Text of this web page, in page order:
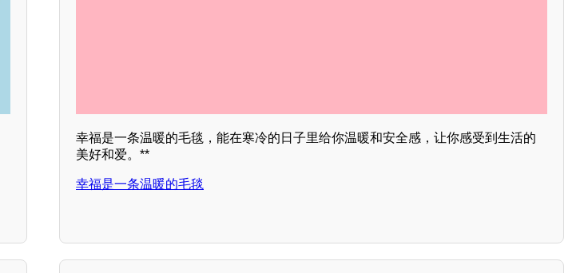
幸福是一条温暖的毛毯，能在寒冷的日子里给你温暖和安全感，让你感受到生活的
美好和爱。**
幸福是一条温暖的毛毯